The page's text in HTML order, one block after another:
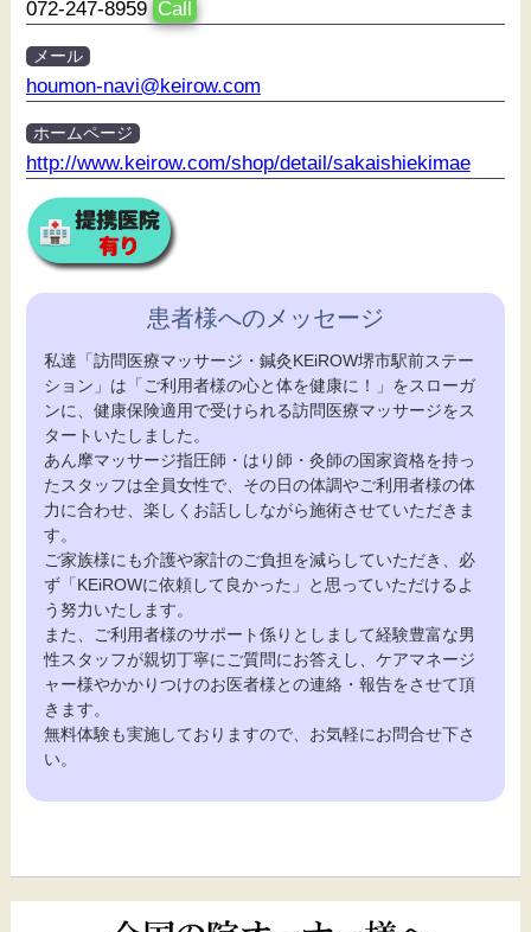
072-247-8959 Call
メール
houmon-navi@keirow.com
ホームページ
http://www.keirow.com/shop/detail/sakaishiekimae
患者様へのメッセージ
私達「訪問医療マッサージ・鍼灸KEiROW堺市駅前ステー
ション」は「ご利用者様の心と体を健康に！」をスローガ
ンに、健康保険適用で受けられる訪問医療マッサージをス
タートいたしました。
あん摩マッサージ指圧師・はり師・灸師の国家資格を持っ
たスタッフは全員女性で、その日の体調やご利用者様の体
力に合わせ、楽しくお話ししながら施術させていただきま
す。
ご家族様にも介護や家計のご負担を減らしていただき、必
ず「KEiROWに依頼して良かった」と思っていただけるよ
う努力いたします。
また、ご利用者様のサポート係りとしまして経験豊富な男
性スタッフが親切丁寧にご質問にお答えし、ケアマネージ
ャー様やかかりつけのお医者様との連絡・報告をさせて頂
きます。
無料体験も実施しておりますので、お気軽にお問合せ下さ
い。